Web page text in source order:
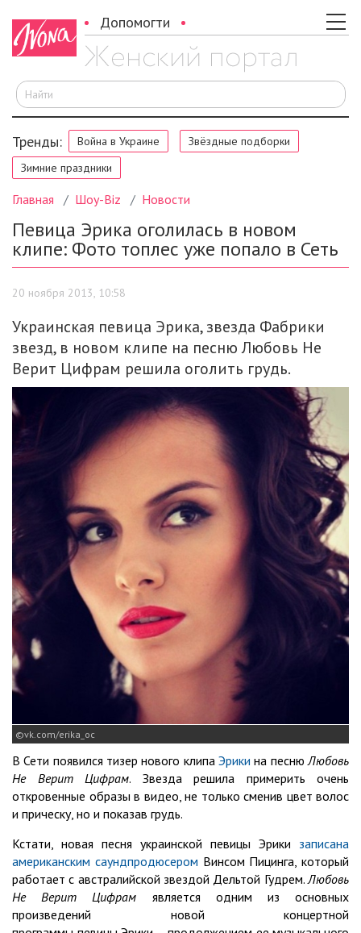
Допомогти
Тренды: Война в Украине
Звёздные подборки
Зимние праздники
Главная Шоу-Biz Новости
Певица Эрика оголилась в новом
клипе: Фото топлес уже попало в Сеть
20 ноября 2013, 10:58
Украинская певица Эрика, звезда Фабрики
звезд, в новом клипе на песню Любовь Не
Верит Цифрам решила оголить грудь.
vk.com/erika_oc
В Сети появился тизер нового клипа Эрики на песнюЛюбовь
Не Верит Цифрам. Звезда решила примерить очень
откровенные образы в видео, не только сменив цвет волос
и прическу, но и показав грудь.
Кстати, новая песня украинской певицы Эрики записана
американским саундпродюсером Винсом Пицинга, который
работает с австралийской звездой Дельтой Гудрем.Любовь
Не Верит Цифрам является одним из основных
произведений новой концертной